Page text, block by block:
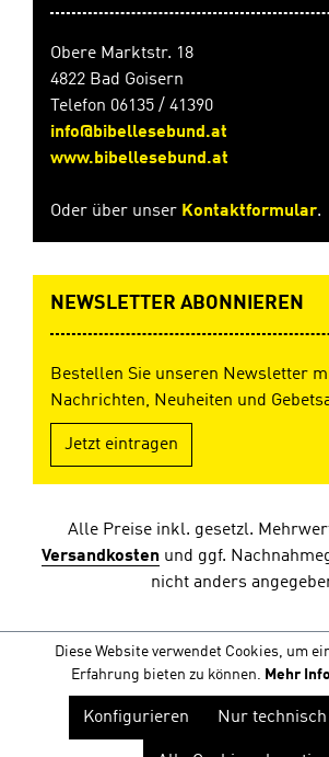
Obere Marktstr. 18
4822 Bad Goisern
Telefon 06135 / 41390
info@bibellesebund.at
www.bibellesebund.at
Oder über unser Kontaktformular.
NEWSLETTER ABONNIEREN
Bestellen Sie unseren Newsletter
Nachrichten, Neuheiten und
Jetzt eintragen
Alle Preise inkl. gesetzl.
Versandkosten und ggf.
nicht anders
Diese Website verwendet Cookies, um
Erfahrung bieten zu können. Mehr
Nur
Konfigurieren